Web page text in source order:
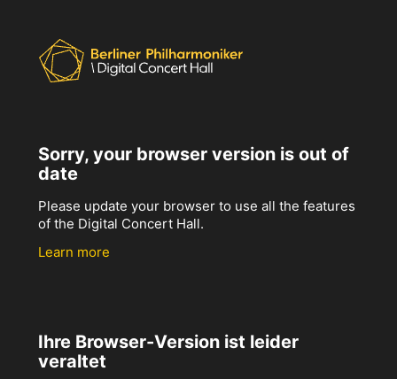
Sorry, your browser version is out of
date
Please update your browser to use all the features
of the Digital Concert Hall.
Learn more
Ihre Browser-Version ist leider
veraltet